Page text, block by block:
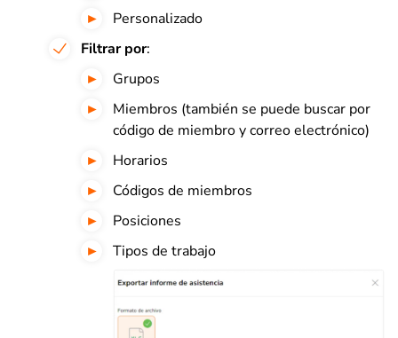
Personalizado
Filtrar por:
Grupos
Miembros (también se puede buscar por
código de miembro y correo electrónico)
Horarios
Códigos de miembros
Posiciones
Tipos de trabajo